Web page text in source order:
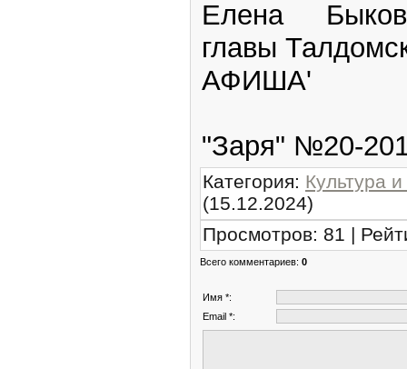
Елена
главы
АФИША'
"Заря" №20-
Категория: Культура
(15.12.2024)
Просмотров: 81 |
Всего комментариев: 0
Имя *:
Email *: